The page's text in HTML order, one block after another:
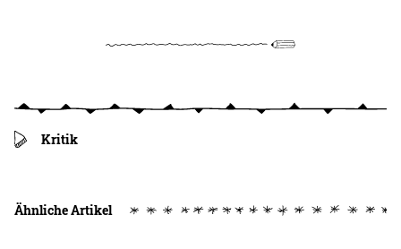
Kritik
Ähnliche Artikel